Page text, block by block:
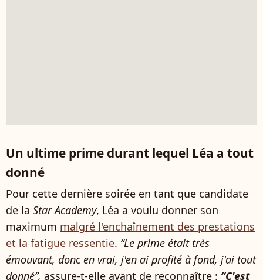
Un ultime prime durant lequel Léa a tout
donné
Pour cette dernière soirée en tant que candidate
de la Star Academy, Léa a voulu donner son
maximum malgré l'enchaînement des prestations
et la fatigue ressentie. “Le prime était très
émouvant, donc en vrai, j'en ai profité à fond, j'ai tout
donné”, assure-t-elle avant de reconnaître : “C'est